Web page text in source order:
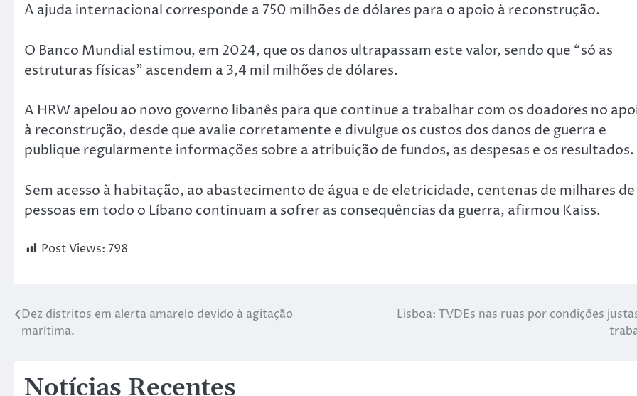
A ajuda internacional corresponde a 750 milhões de dólares para o apoio à reconstrução.
O Banco Mundial estimou, em 2024, que os danos ultrapassam este valor, sendo que “só as
estruturas físicas” ascendem a 3,4 mil milhões de dólares.
A HRW apelou ao novo governo libanês para que continue a trabalhar com os doadores no
à reconstrução, desde que avalie corretamente e divulgue os custos dos danos de guerra e
publique regularmente informações sobre a atribuição de fundos, as despesas e os resultados.
Sem acesso à habitação, ao abastecimento de água e de eletricidade, centenas de milhares de
pessoas em todo o Líbano continuam a sofrer as consequências da guerra, afirmou Kaiss.
Post Views: 798
Dez distritos em alerta amarelo devido à agitação
marítima.
Lisboa: TVDEs nas ruas por condições
Notícias Recentes